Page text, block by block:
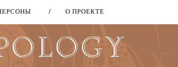
О ПРОЕКТЕ